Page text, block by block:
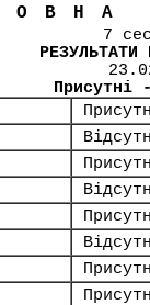
7
РЕЗУЛЬТАТИ